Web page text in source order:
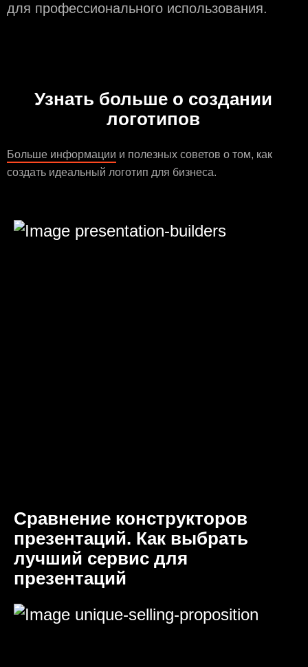
для профессионального использования.
Узнать больше о создании
логотипов
Больше информации и полезных советов о том, как
создать идеальный логотип для бизнеса.
Сравнение конструкторов
презентаций. Как выбрать
лучший сервис для
презентаций